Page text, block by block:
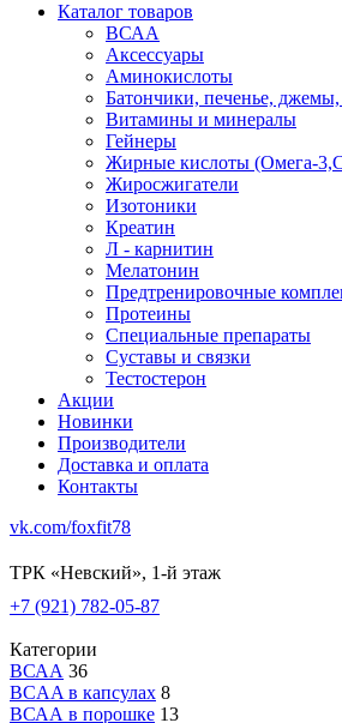
Каталог товаров
ВСАА
Аксессуары
Аминокислоты
Батончики, печенье, джемы,
Витамины и минералы
Гейнеры
Жирные кислоты (Омега-
Жиросжигатели
Изотоники
Креатин
Л - карнитин
Мелатонин
Предтренировочные
Протеины
Специальные препараты
Суставы и связки
Тестостерон
Акции
Новинки
Производители
Доставка и оплата
Контакты
vk.com/foxfit78
ТРК «Невский», 1-й этаж
+7 (921) 782-05-87
Категории
ВСАА 36
BCAA в капсулах 8
ВСАА в порошке 13